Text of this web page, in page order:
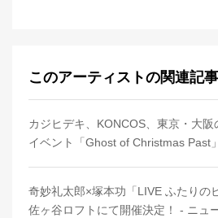
このアーティストの関連記事
カジヒデキ、KONCOS、東京・大
イベント「Ghost of Christmas Past
奇妙礼太郎×塚本功「LIVE ふたりの
佐ヶ谷ロフトにて開催決定！ - ニュ